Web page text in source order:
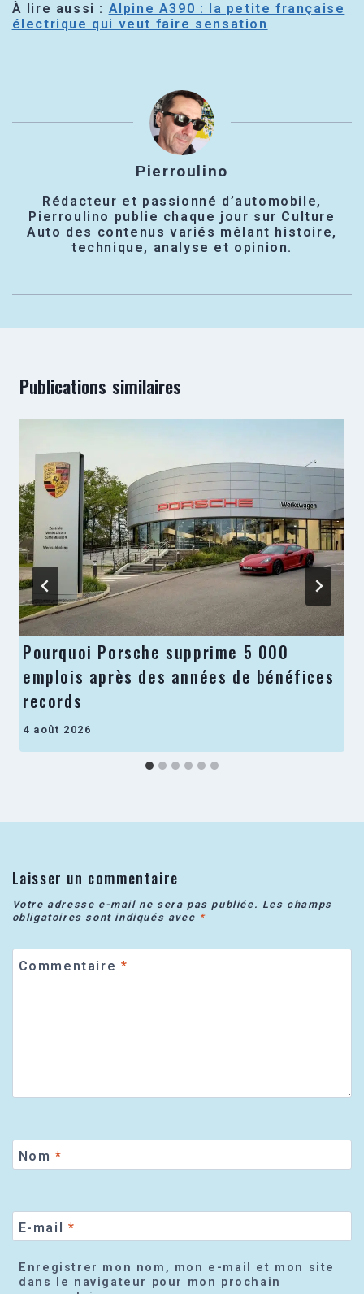
À lire aussi : Alpine A390 : la petite française
électrique qui veut faire sensation
Pierroulino
Rédacteur et passionné d’automobile,
Pierroulino publie chaque jour sur Culture
Auto des contenus variés mêlant histoire,
technique, analyse et opinion.
Publications similaires
Pourquoi Porsche supprime 5 000
emplois après des années de bénéfices
records
4 août 2026
Laisser un commentaire
Votre adresse e-mail ne sera pas publiée. Les champs
obligatoires sont indiqués avec *
Commentaire *
Nom *
E-mail *
Enregistrer mon nom, mon e-mail et mon site
dans le navigateur pour mon prochain